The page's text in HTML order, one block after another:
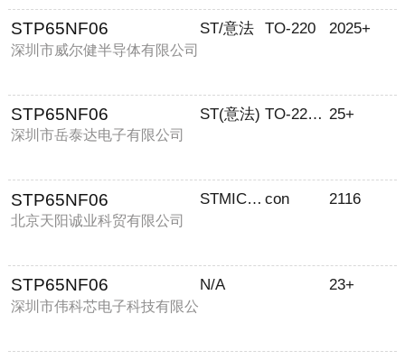
STP65NF06
深圳市威尔健半导体有限公司
ST/意法 TO-220 2025+
STP65NF06
深圳市岳泰达电子有限公司
ST(意法) TO-220AB 25+
STP65NF06
北京天阳诚业科贸有限公司
STMICROELECTRONICS con 2116
STP65NF06
深圳市伟科芯电子科技有限公
N/A 23+